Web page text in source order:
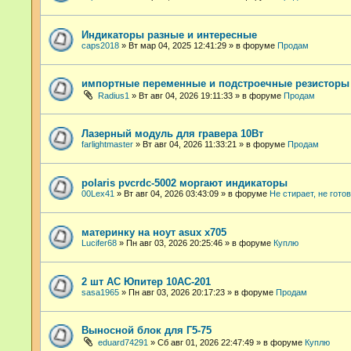
Индикаторы разные и интересные
caps2018 » Вт мар 04, 2025 12:41:29 » в форуме Продам
импортные переменные и подстроечные резисторы
Radius1 » Вт авг 04, 2026 19:11:33 » в форуме Продам
Лазерный модуль для гравера 10Вт
farlightmaster » Вт авг 04, 2026 11:33:21 » в форуме Продам
polaris pvcrdc-5002 моргают индикаторы
00Lex41 » Вт авг 04, 2026 03:43:09 » в форуме Не стирает, не
материнку на ноут asux x705
Lucifer68 » Пн авг 03, 2026 20:25:46 » в форуме Куплю
2 шт АС Юпитер 10АС-201
sasa1965 » Пн авг 03, 2026 20:17:23 » в форуме Продам
Выносной блок для Г5-75
eduard74291 » Сб авг 01, 2026 22:47:49 » в форуме Куплю